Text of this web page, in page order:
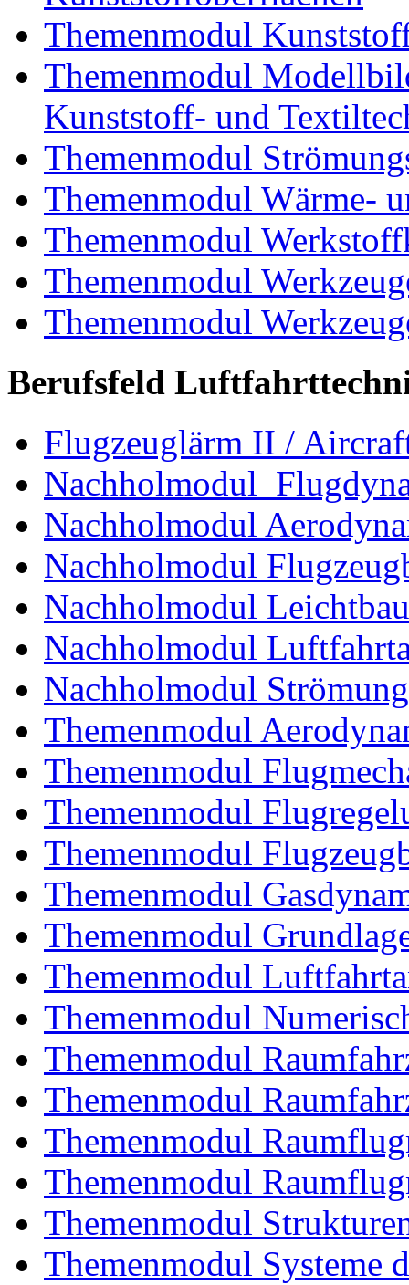
Themenmodul
Themenmodul
Kunststoff- und
Themenmodul
Themenmodul Wärme-
Themenmodul
Themenmodul
Themenmodul
Berufsfeld
Flugzeuglärm II /
Nachholmodul
Nachholmodul
Nachholmodul
Nachholmodul Leichtbau
Nachholmodul
Nachholmodul
Themenmodul
Themenmodul
Themenmodul
Themenmodul
Themenmodul
Themenmodul
Themenmodul
Themenmodul
Themenmodul
Themenmodul
Themenmodul
Themenmodul
Themenmodul
Themenmodul Systeme